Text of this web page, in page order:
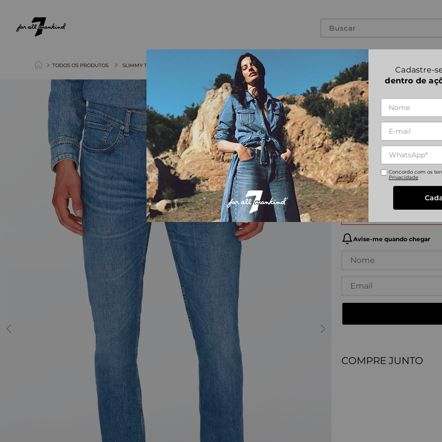
Buscar
TODOS OS PRODUTOS SLIMMY TAPERED EARTHKIND STRETCH TEK NOMAD
1|6
SLIMMY
NOMAD
Referência JSMXC120TO
28 30 31
COMPRE JUNTO
Cadastre-
dentro de
Concordo com os
Privacidade